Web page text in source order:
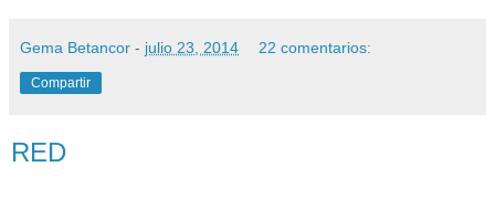
Gema Betancor - julio 23, 2014 22 comentarios:
Compartir
RED